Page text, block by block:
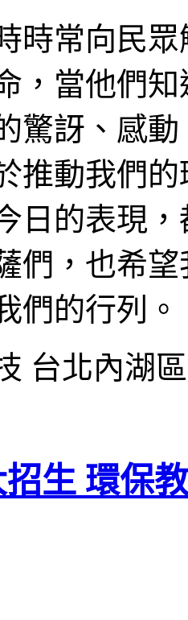
時常向民
，當他們
驚訝、感
推動我們
日的表現
們，也希
們的行列。
台北內湖
生 環保